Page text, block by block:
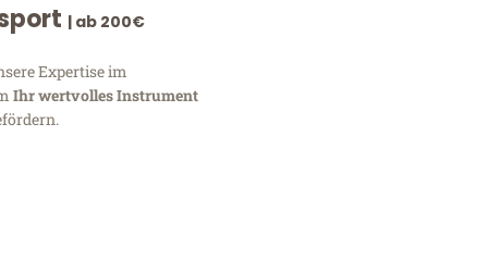
| ab 200€
Expertise im
Ihr wertvolles Instrument